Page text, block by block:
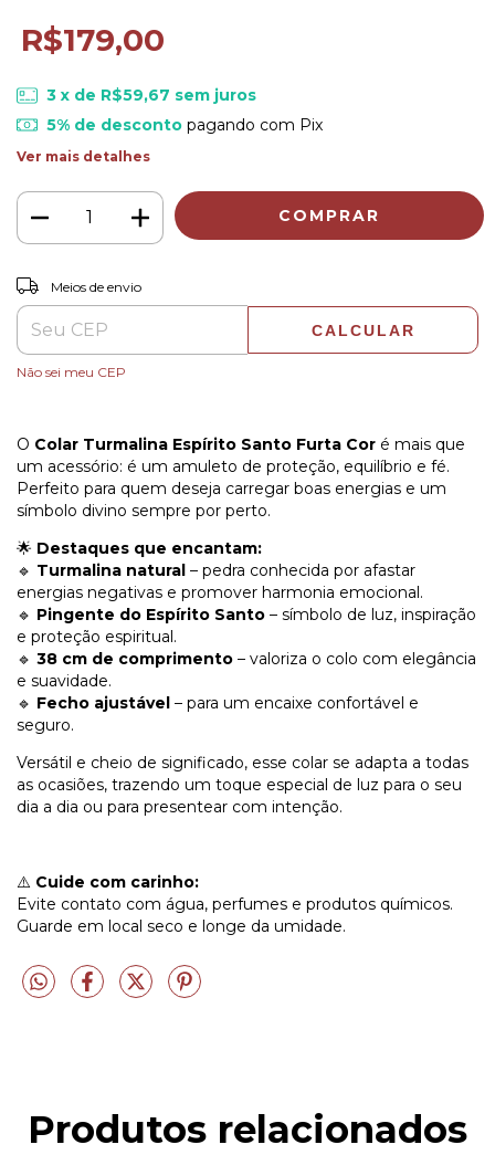
R$179,00
3 x de R$59,67 sem juros
5% de descontopagando com Pix
Ver mais detalhes
Entregas para o CEP:
Meios de envio
CALCULAR
Não sei meu CEP
O Colar Turmalina Espírito Santo Furta Cor é mais que
um acessório: é um amuleto de proteção, equilíbrio e fé.
Perfeito para quem deseja carregar boas energias e um
símbolo divino sempre por perto.
🌟 Destaques que encantam:
🔹 Turmalina natural – pedra conhecida por afastar
energias negativas e promover harmonia emocional.
🔹 Pingente do Espírito Santo – símbolo de luz, inspiração
e proteção espiritual.
🔹 38 cm de comprimento – valoriza o colo com elegância
e suavidade.
🔹 Fecho ajustável – para um encaixe confortável e
seguro.
Versátil e cheio de significado, esse colar se adapta a todas
as ocasiões, trazendo um toque especial de luz para o seu
dia a dia ou para presentear com intenção.
⚠️ Cuide com carinho:
Evite contato com água, perfumes e produtos químicos.
Guarde em local seco e longe da umidade.
Produtos relacionados